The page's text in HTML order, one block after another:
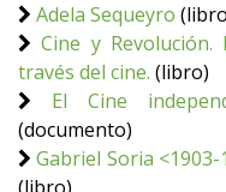
Adela Sequeyro
Cine y Revolución.
través del cine. (libro)
El Cine
(documento)
Gabriel Soria